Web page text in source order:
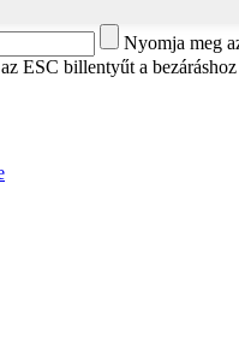
Nyomja meg
ESC billentyűt a bezáráshoz